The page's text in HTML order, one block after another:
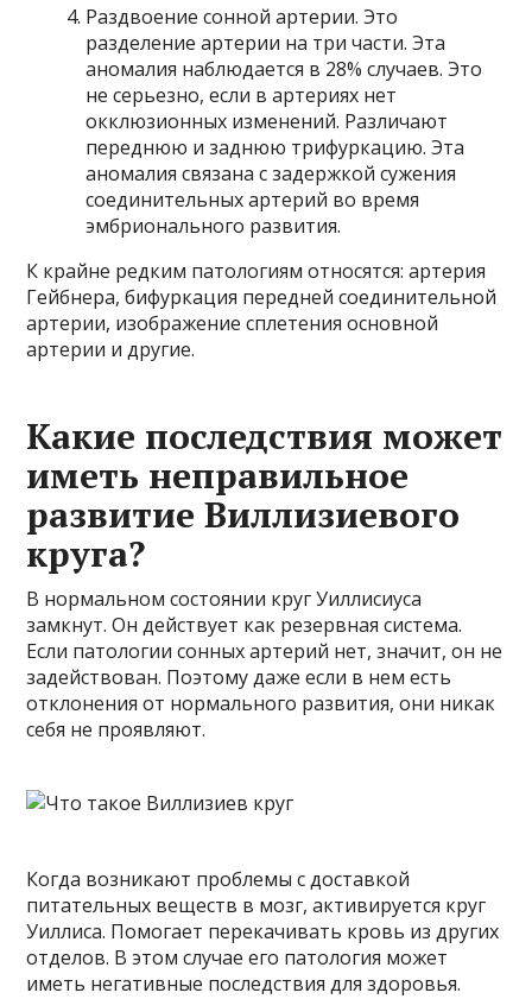
Раздвоение сонной артерии. Это
разделение артерии на три части. Эта
аномалия наблюдается в 28% случаев. Это
не серьезно, если в артериях нет
окклюзионных изменений. Различают
переднюю и заднюю трифуркацию. Эта
аномалия связана с задержкой сужения
соединительных артерий во время
эмбрионального развития.
К крайне редким патологиям относятся: артерия
Гейбнера, бифуркация передней соединительной
артерии, изображение сплетения основной
артерии и другие.
Какие последствия может
иметь неправильное
развитие Виллизиевого
круга?
В нормальном состоянии круг Уиллисиуса
замкнут. Он действует как резервная система.
Если патологии сонных артерий нет, значит, он не
задействован. Поэтому даже если в нем есть
отклонения от нормального развития, они никак
себя не проявляют.
Когда возникают проблемы с доставкой
питательных веществ в мозг, активируется круг
Уиллиса. Помогает перекачивать кровь из других
отделов. В этом случае его патология может
иметь негативные последствия для здоровья.